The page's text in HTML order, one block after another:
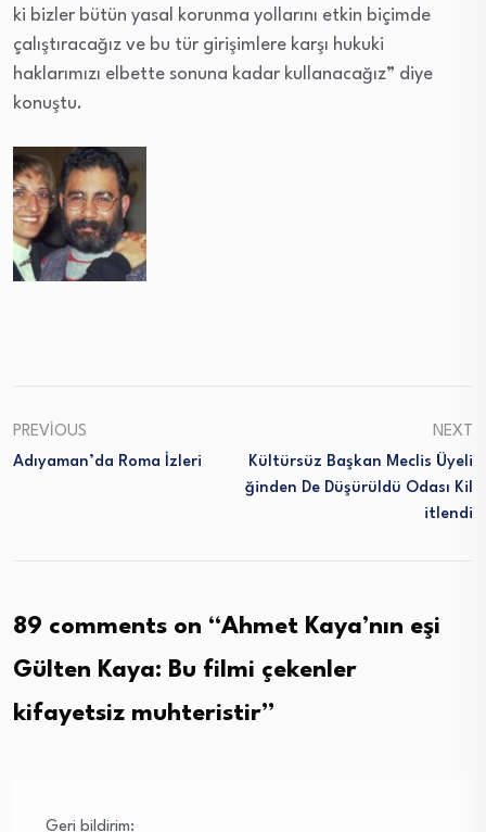
ki bizler bütün yasal korunma yollarını etkin biçimde
çalıştıracağız ve bu tür girişimlere karşı hukuki
haklarımızı elbette sonuna kadar kullanacağız” diye
konuştu.
PREVIOUS
Adıyaman’da Roma İzleri
NEXT
Kültürsüz Başkan Meclis Üyeli
Ğinden De Düşürüldü Odası Kil
Itlendi
89 comments on “Ahmet Kaya’nın eşi
Gülten Kaya: Bu filmi çekenler
kifayetsiz muhteristir”
Geri bildirim: